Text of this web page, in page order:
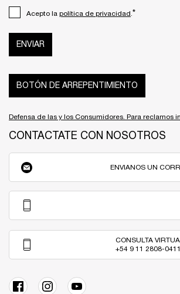
Acepto la política de privacidad *
ENVIAR
BOTÓN DE ARREPENTIMIENTO
Defensa de las y los Consumidores. Para reclamos
CONTACTATE CON NOSOTROS
ENVIANOS UN
CONSULTA
+54 9 11 2808-0411